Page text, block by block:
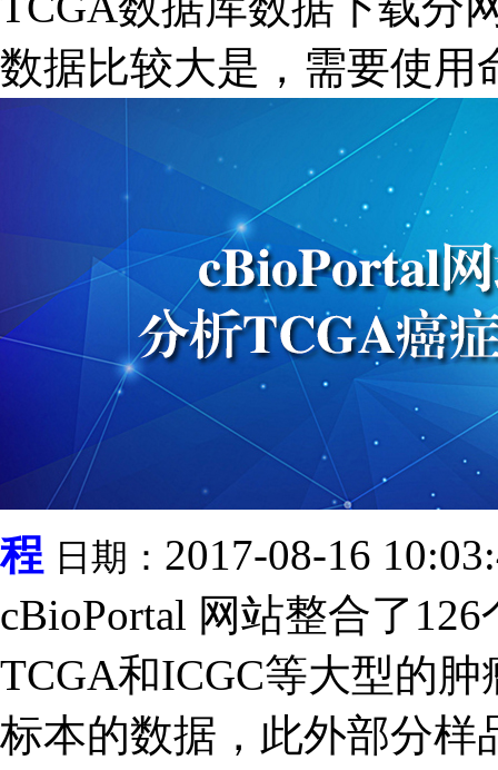
数据比较大是，需要使用
程 日期： 2017-08-16
cBioPortal 网站整合了
TCGA和ICGC等大型的
标本的数据，此外部分样